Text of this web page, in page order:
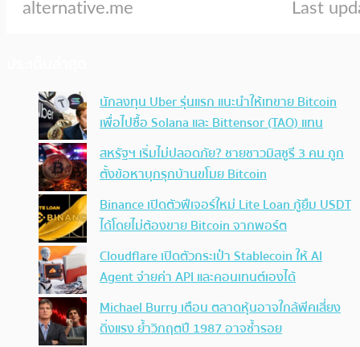
นักลงทุน Uber รุ่นแรก แนะนำให้เทขาย Bitcoin
เพื่อไปซื้อ Solana และ Bittensor (TAO) แทน
สหรัฐฯ เริ่มไม่ปลอดภัย? ชายชาวมิสซูรี 3 คน ถูก
ตั้งข้อหาบุกรุกบ้านขโมย Bitcoin
Binance เปิดตัวฟีเจอร์ใหม่ Lite Loan กู้ยืม USDT
ได้โดยไม่ต้องขาย Bitcoin จากพอร์ต
Cloudflare เปิดตัวกระเป๋า Stablecoin ให้ AI
Agent จ่ายค่า API และคอนเทนต์เองได้
Michael Burry เตือน ตลาดหุ้นอาจใกล้พีคเสี่ยง
ดิ่งแรง ย้ำวิกฤตปี 1987 อาจซ้ำรอย